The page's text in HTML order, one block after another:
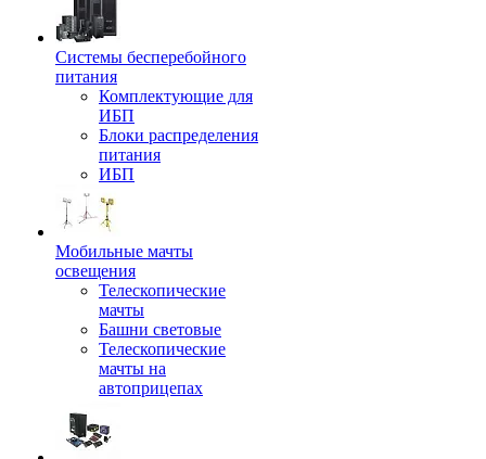
Системы бесперебойного
питания
Комплектующие для
ИБП
Блоки распределения
питания
ИБП
Мобильные мачты
освещения
Телескопические
мачты
Башни световые
Телескопические
мачты на
автоприцепах